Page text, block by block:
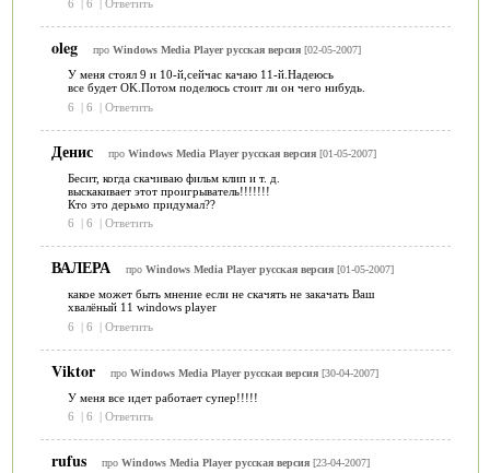
6
| 6 | Ответить
oleg про Windows Media Player русская версия[02-05-2007]
У меня стоял 9 и 10-й,сейчас качаю 11-й.Надеюсь
все будет OK.Потом поделюсь стоит ли он чего нибудь.
6
| 6 | Ответить
Денис про Windows Media Player русская версия[01-05-2007]
Бесит, когда скачиваю фильм клип и т. д.
выскакивает этот проигрыватель!!!!!!!
Кто это дерьмо придумал??
6
| 6 | Ответить
ВАЛЕРА про Windows Media Player русская версия[01-05-2007]
какое может быть мнение если не скачять не закачать Ваш
хвалёный 11 windows player
6
| 6 | Ответить
Viktor про Windows Media Player русская версия[30-04-2007]
У меня все идет работает супер!!!!!
6
| 6 | Ответить
rufus про Windows Media Player русская версия[23-04-2007]